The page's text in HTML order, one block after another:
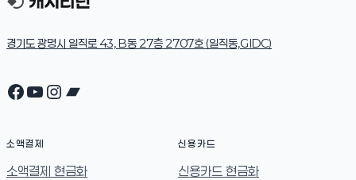
경기도 광명시 일직로 43, B동 27층 2707호 (일직동,GIDC)
Facebook
YouTube
Instagram
Bandcamp
소액결제
소액결제 현금화
신용카드
신용카드 현금화